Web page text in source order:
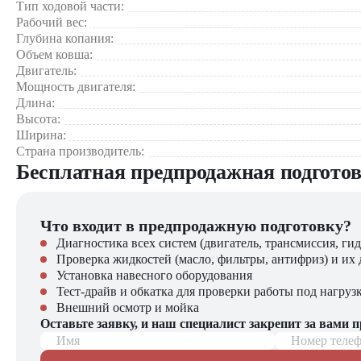
Надежность
Экскаватор Hyundai R190W-9
оптимален для
объектов инфраструктуры. Модель демонстрирует
Hyundai R190W-9
представляет собой идеальный
ориентированных на выполнение масштабных проектов
критически важны быстрое перемещение между объектами,
Экскаватор Hyundai R190W-9
нашем сайте вы найдете широкий выбор спецтехники,
Тип ходовой части:
Рабочий вес:
Глубина копания:
Объем ковша:
Двигатель:
Мощность двигателя:
Длина:
Высота:
Ширина:
Страна производитель:
Бесплатная предпродажная
Что входит в предпродажную подготовку?
Диагностика всех систем (двигатель, трансмиссия,
Проверка жидкостей (масло, фильтры, антифриз) и их
Установка навесного оборудования
Тест-драйв и обкатка для проверки работы под
Внешний осмотр и мойка
Оставьте заявку, и наш специалист закрепит за вами
Имя
Номер